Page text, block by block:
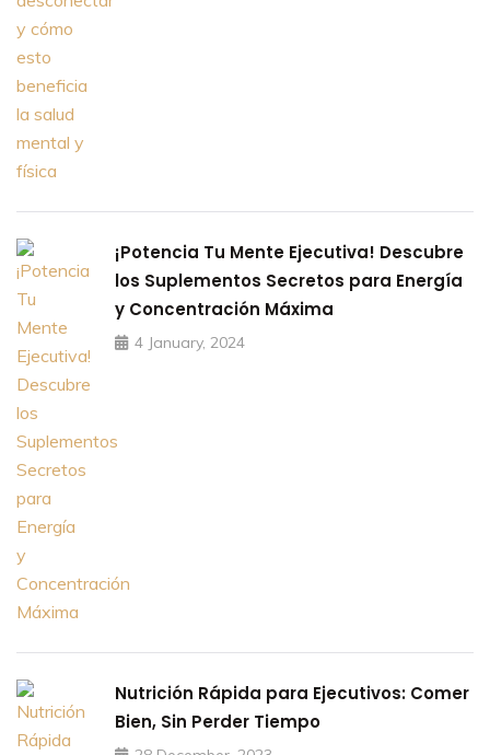
¡Potencia Tu Mente Ejecutiva! Descubre
los Suplementos Secretos para Energía
y Concentración Máxima
4 January, 2024
Nutrición Rápida para Ejecutivos: Comer
Bien, Sin Perder Tiempo